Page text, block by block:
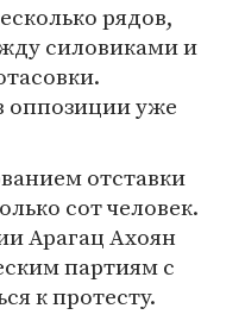
рядов,
силовиками и
оппозиции уже
отставки
сот человек.
Арагац Ахоян
партиям с
к протесту.